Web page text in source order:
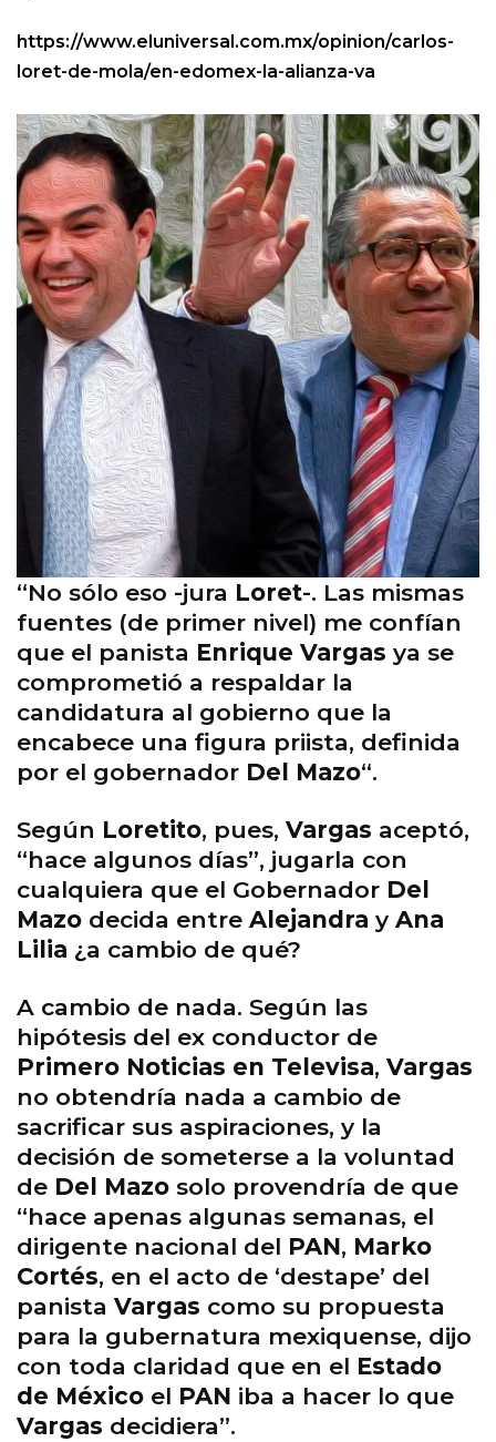
https://www.eluniversal.com.mx/opinion/carlos-
loret-de-mola/en-edomex-la-alianza-va
“No sólo eso -jura Loret-. Las mismas
fuentes (de primer nivel) me confían
que el panista Enrique Vargas ya se
comprometió a respaldar la
candidatura al gobierno que la
encabece una figura priista, definida
por el gobernador Del Mazo“.
Según Loretito, pues, Vargas aceptó,
“hace algunos días”, jugarla con
cualquiera que el Gobernador Del
Mazo decida entre Alejandra y Ana
Lilia ¿a cambio de qué?
A cambio de nada. Según las
hipótesis del ex conductor de
Primero Noticias en Televisa, Vargas
no obtendría nada a cambio de
sacrificar sus aspiraciones, y la
decisión de someterse a la voluntad
de Del Mazo solo provendría de que
“hace apenas algunas semanas, el
dirigente nacional del PAN, Marko
Cortés, en el acto de ‘destape’ del
panista Vargas como su propuesta
para la gubernatura mexiquense, dijo
con toda claridad que en el Estado
de México el PAN iba a hacer lo que
Vargas decidiera”.